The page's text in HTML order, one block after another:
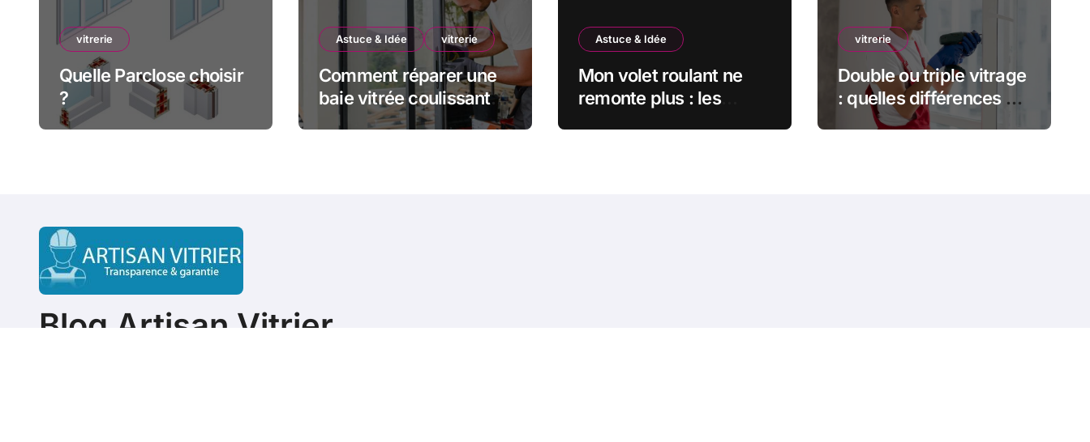
vitrerie
Quelle Parclose choisir
?
Astuce & Idée vitrerie
Comment réparer une
baie vitrée coulissante
bloquée ? Le guide
Astuce & Idée
Mon volet roulant ne
remonte plus : les
vitrerie
Double ou triple vitrage
: quelles différences et
lequel choisir ?
Blog Artisan Vitrier